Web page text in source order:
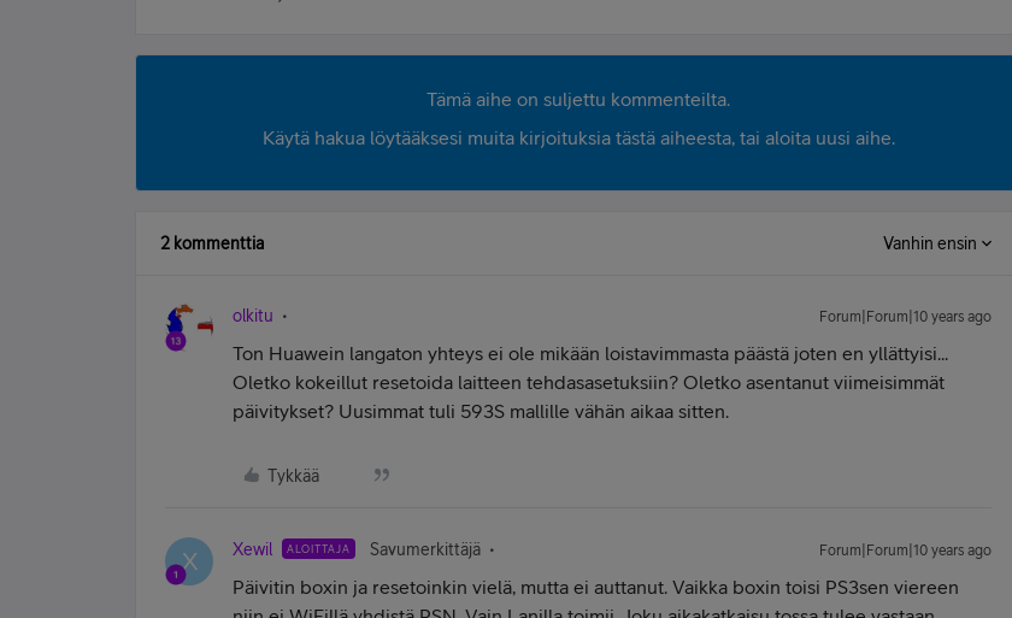
Tämä aihe on suljettu kommenteilta.
Käytä hakua löytääksesi muita kirjoituksia tästä aiheesta, tai aloita uusi aihe.
2 kommenttia Vanhin ensin
olkitu Forum|Forum|10 years ago
Ton Huawein langaton yhteys ei ole mikään loistavimmasta päästä joten en yllättyisi...
Oletko kokeillut resetoida laitteen tehdasasetuksiin? Oletko asentanut viimeisimmät
päivitykset? Uusimmat tuli 593S mallille vähän aikaa sitten.
Tykkää
X Xewil ALOITTAJA Savumerkittäjä Forum|Forum|10 years ago
Päivitin boxin ja resetoinkin vielä, mutta ei auttanut. Vaikka boxin toisi PS3sen viereen